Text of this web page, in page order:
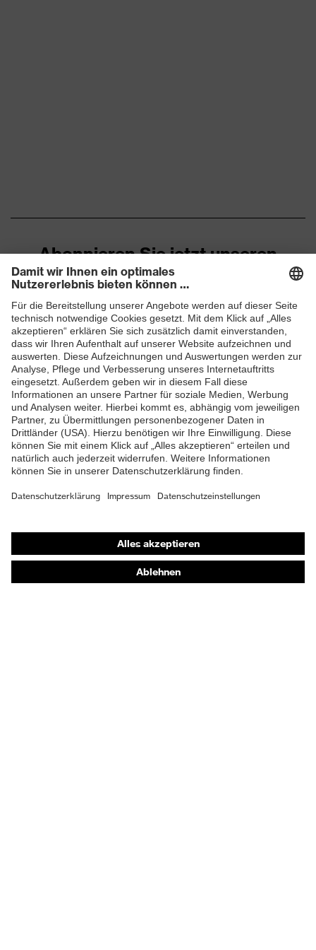
Abonnieren Sie jetzt unseren
Newsletter
ZUM NEWSLETTER ANMELDEN
Online-Shop für B2B-Kunden
Online-Shop für Personaldienstleister